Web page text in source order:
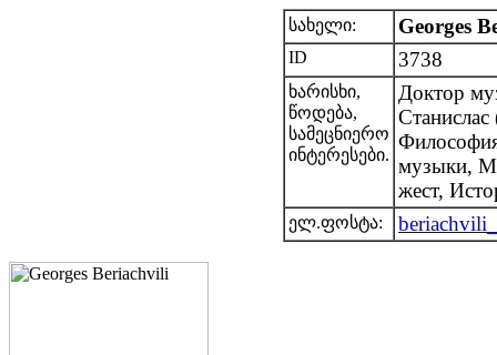
სახელი: Georges
ID 3738
ხარისხი,
წოდება,
სამეცნიერო
ინტერესები.
Доктор
музыки,
жест,
ელ.ფოსტა: